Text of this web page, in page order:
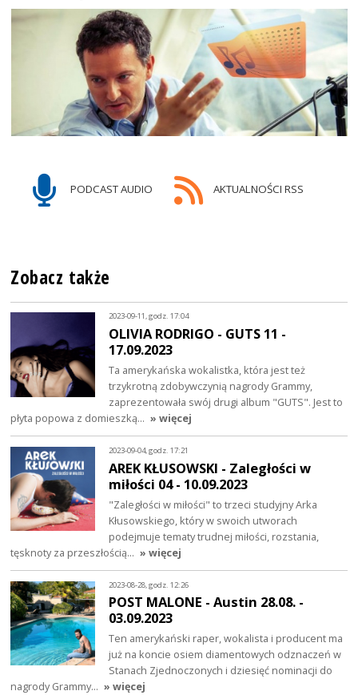
PODCAST AUDIO AKTUALNOŚCI RSS
Zobacz także
2023-09-11, godz. 17:04
OLIVIA RODRIGO - GUTS 11 -
17.09.2023
Ta amerykańska wokalistka, która jest też
trzykrotną zdobywczynią nagrody Grammy,
zaprezentowała swój drugi album "GUTS". Jest to
płyta popowa z domieszką… » więcej
2023-09-04, godz. 17:21
AREK KŁUSOWSKI - Zaległości w
miłości 04 - 10.09.2023
"Zaległości w miłości" to trzeci studyjny Arka
Kłusowskiego, który w swoich utworach
podejmuje tematy trudnej miłości, rozstania,
tęsknoty za przeszłością… » więcej
2023-08-28, godz. 12:26
POST MALONE - Austin 28.08. -
03.09.2023
Ten amerykański raper, wokalista i producent ma
już na koncie osiem diamentowych odznaczeń w
Stanach Zjednoczonych i dziesięć nominacji do
nagrody Grammy… » więcej